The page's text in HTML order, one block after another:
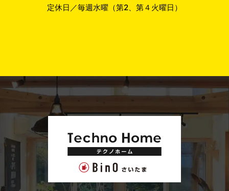
定休日／毎週水曜（第2、第４火曜日）